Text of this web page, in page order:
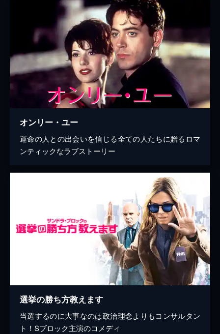
オンリー・ユー
運命の人との出会いを信じる全ての人たちに贈るロマ
ンティックなラブストーリー
選挙の勝ち方教えます
当選するのに大事なのは政治理念よりもコンサルタン
ト！Sブロック主演のコメディ